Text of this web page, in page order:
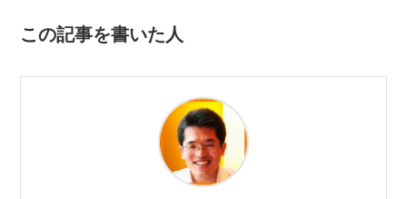
この記事を書いた人